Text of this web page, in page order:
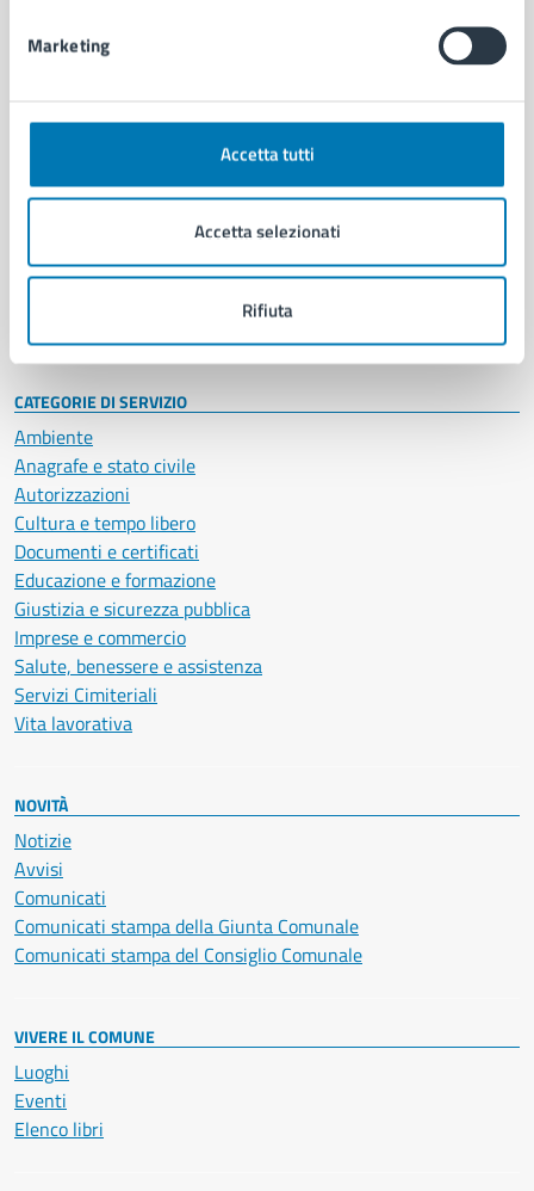
Marketing
Accetta tutti
Accetta selezionati
Rifiuta
AMMINISTRAZIONE
Organi di governo
Enti e fondazioni
Personale amministrativo
Intranet, posta aziendale e protocollo
CATEGORIE DI SERVIZIO
Ambiente
Anagrafe e stato civile
Autorizzazioni
Cultura e tempo libero
Documenti e certificati
Educazione e formazione
Giustizia e sicurezza pubblica
Imprese e commercio
Salute, benessere e assistenza
Servizi Cimiteriali
Vita lavorativa
NOVITÀ
Notizie
Avvisi
Comunicati
Comunicati stampa della Giunta Comunale
Comunicati stampa del Consiglio Comunale
VIVERE IL COMUNE
Luoghi
Eventi
Elenco libri